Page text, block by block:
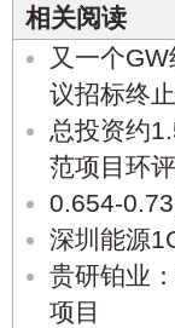
相关阅读
又一个
议招标终
总投资约
范项目环
0.654-
深圳能源
贵研铂业
项目